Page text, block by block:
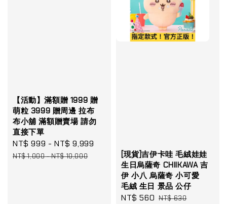
【活動】滿額贈 1999 贈
萌粒 3999 贈周邊 拉布
布小舖 滿額贈賣場 請勿
直接下單
Sale
price
NT$ 999 -NT$ 9,999
NT$ 1,000-NT$ 10,000
[現貨]吉伊卡哇 毛絨娃娃
生日烏薩奇 CHIIKAWA 吉
伊 小八 烏薩奇 小可愛
毛絨 生日 景品 公仔
Sale
NT$ 560 Regular
NT$ 630